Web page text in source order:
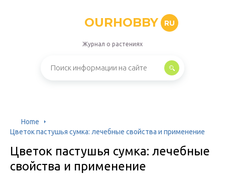
OURHOBBY RU
Журнал о растениях
Home
Цветок пастушья сумка: лечебные свойства и применение
Цветок пастушья сумка: лечебные
свойства и применение